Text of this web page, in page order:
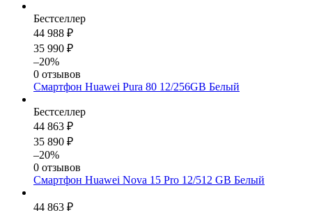
Бестселлер
44 988 ₽
35 990 ₽
–20%
0 отзывов
Смартфон Huawei Pura 80 12/256GB Белый
Бестселлер
44 863 ₽
35 890 ₽
–20%
0 отзывов
Смартфон Huawei Nova 15 Pro 12/512 GB Белый
44 863 ₽